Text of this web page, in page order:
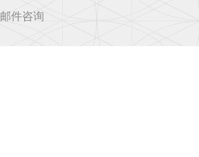
邮件咨询